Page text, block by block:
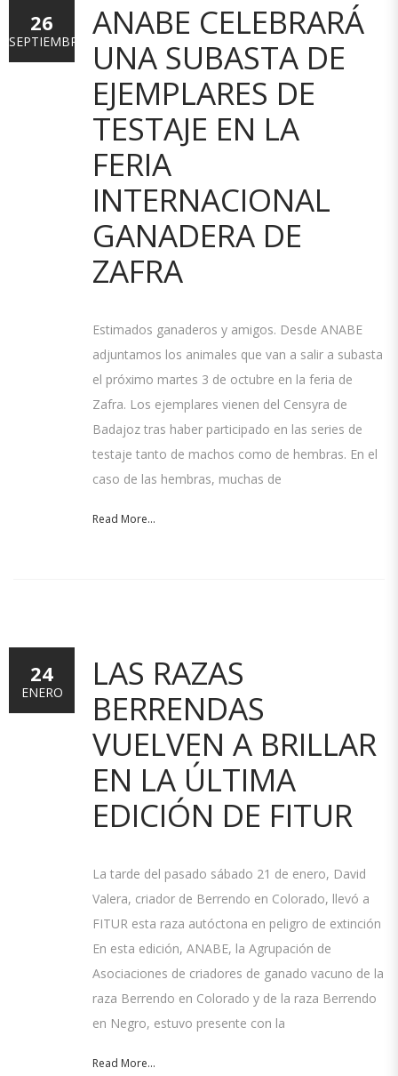
ANABE CELEBRARÁ
UNA SUBASTA DE
EJEMPLARES DE
TESTAJE EN LA
FERIA
INTERNACIONAL
GANADERA DE
ZAFRA
Estimados ganaderos y amigos. Desde ANABE
adjuntamos los animales que van a salir a subasta
el próximo martes 3 de octubre en la feria de
Zafra. Los ejemplares vienen del Censyra de
Badajoz tras haber participado en las series de
testaje tanto de machos como de hembras. En el
caso de las hembras, muchas de
Read More...
26
SEPTIEMBRE
LAS RAZAS
BERRENDAS
VUELVEN A BRILLAR
EN LA ÚLTIMA
EDICIÓN DE FITUR
La tarde del pasado sábado 21 de enero, David
Valera, criador de Berrendo en Colorado, llevó a
FITUR esta raza autóctona en peligro de extinción
En esta edición, ANABE, la Agrupación de
Asociaciones de criadores de ganado vacuno de la
raza Berrendo en Colorado y de la raza Berrendo
en Negro, estuvo presente con la
Read More...
24
ENERO